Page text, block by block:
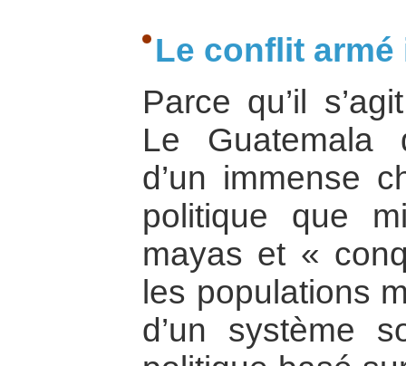
Le conflit armé
Parce qu’il
Le Guatemala
d’un immense
politique que
mayas et «
les populations
d’un système